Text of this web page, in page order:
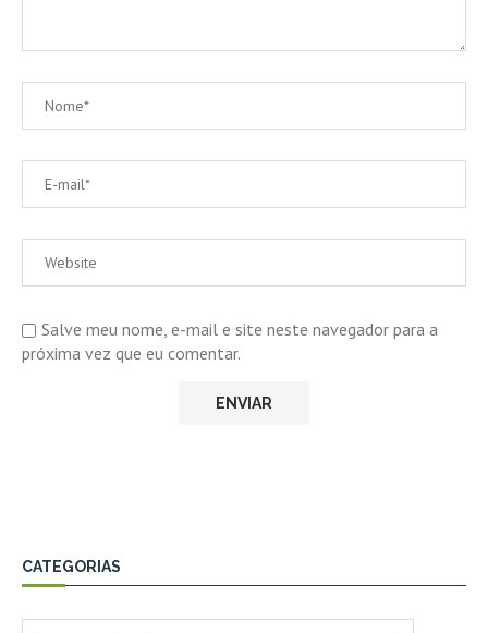
Salve meu nome, e-mail e site neste navegador para a
próxima vez que eu comentar.
CATEGORIAS